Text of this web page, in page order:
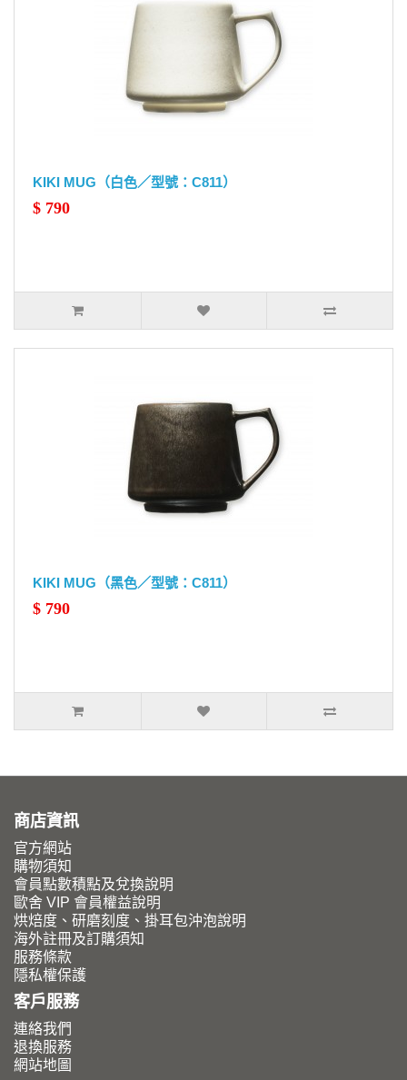
KIKI MUG（白色／型號：C811）
$ 790
KIKI MUG（黑色／型號：C811）
$ 790
商店資訊
官方網站
購物須知
會員點數積點及兌換說明
歐舍 VIP 會員權益說明
烘焙度、研磨刻度、掛耳包沖泡說明
海外註冊及訂購須知
服務條款
隱私權保護
客戶服務
連絡我們
退換服務
網站地圖